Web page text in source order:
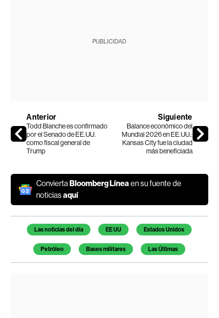
PUBLICIDAD
Anterior
Todd Blanche es confirmado
por el Senado de EE.UU.
como fiscal general de
Trump
Siguiente
Balance económico del
Mundial 2026 en EE.UU.:
Kansas City fue la ciudad
más beneficiada
ConviertaBloomberg Líneaen su fuente de
noticiasaquí
Temas de este artículo
Las noticias del día EE UU Estados Unidos
Petróleo Bases militares Las Últimas